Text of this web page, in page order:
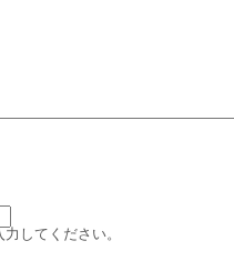
してください。